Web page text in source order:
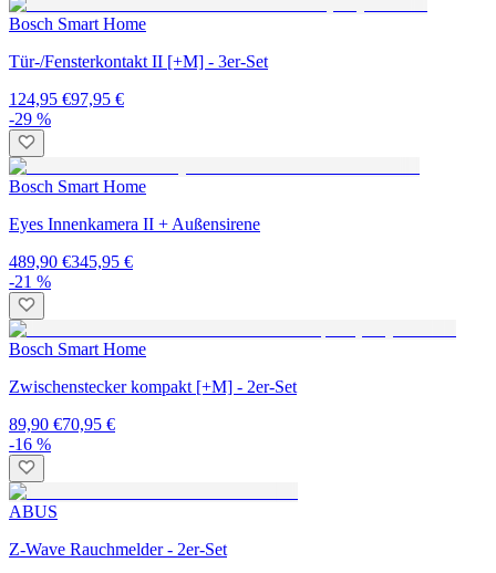
Bosch Smart Home
Tür-/Fensterkontakt II [+M] - 3er-Set
124,95 €97,95 €
-29 %
Bosch Smart Home
Eyes Innenkamera II + Außensirene
489,90 €345,95 €
-21 %
Bosch Smart Home
Zwischenstecker kompakt [+M] - 2er-Set
89,90 €70,95 €
-16 %
ABUS
Z-Wave Rauchmelder - 2er-Set